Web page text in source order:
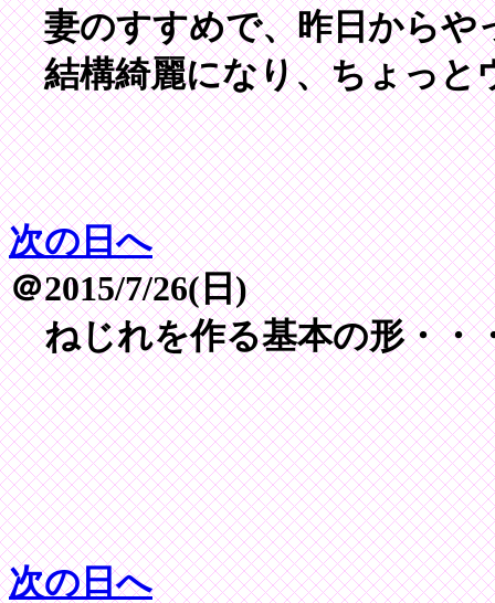
妻のすすめで、昨日からや
結構綺麗になり、ちょっ
次の日へ
＠2015/7/26(日)
ねじれを作る基本の形・・
次の日へ